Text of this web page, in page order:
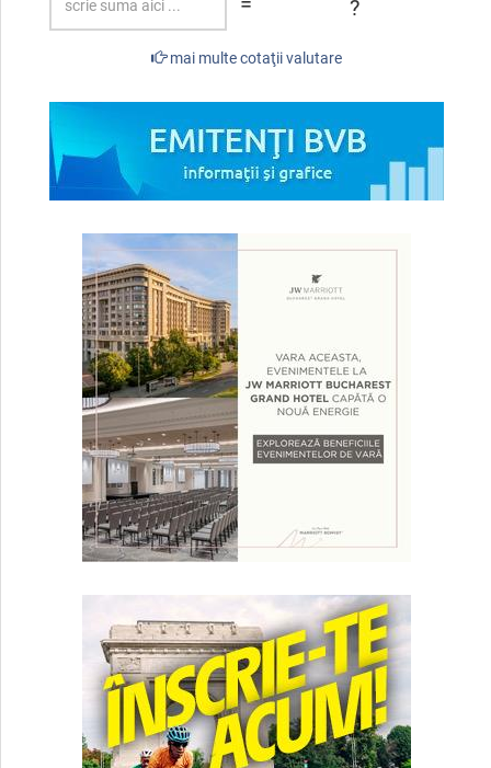
?
mai multe cotaţii valutare